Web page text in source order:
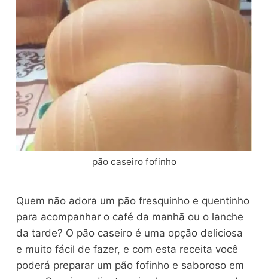
pão caseiro fofinho
Quem não adora um pão fresquinho e quentinho
para acompanhar o café da manhã ou o lanche
da tarde? O pão caseiro é uma opção deliciosa
e muito fácil de fazer, e com esta receita você
poderá preparar um pão fofinho e saboroso em